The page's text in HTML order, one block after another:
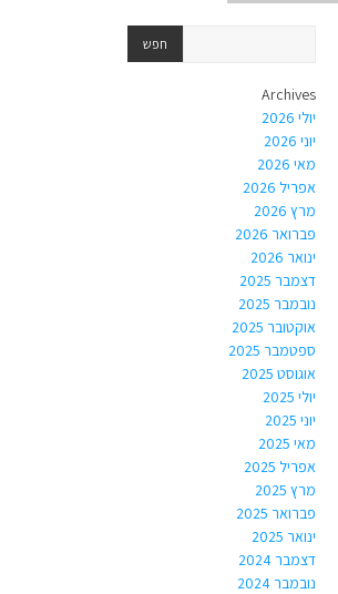
Archives
יולי 2026
יוני 2026
מאי 2026
אפריל 2026
מרץ 2026
פברואר 2026
ינואר 2026
דצמבר 2025
נובמבר 2025
אוקטובר 2025
ספטמבר 2025
אוגוסט 2025
יולי 2025
יוני 2025
מאי 2025
אפריל 2025
מרץ 2025
פברואר 2025
ינואר 2025
דצמבר 2024
נובמבר 2024